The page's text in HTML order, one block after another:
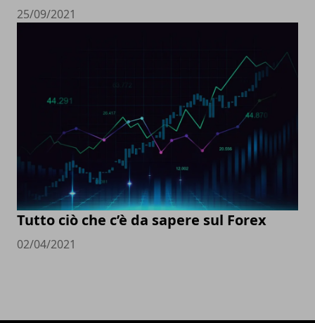
25/09/2021
Tutto ciò che c’è da sapere sul Forex
02/04/2021